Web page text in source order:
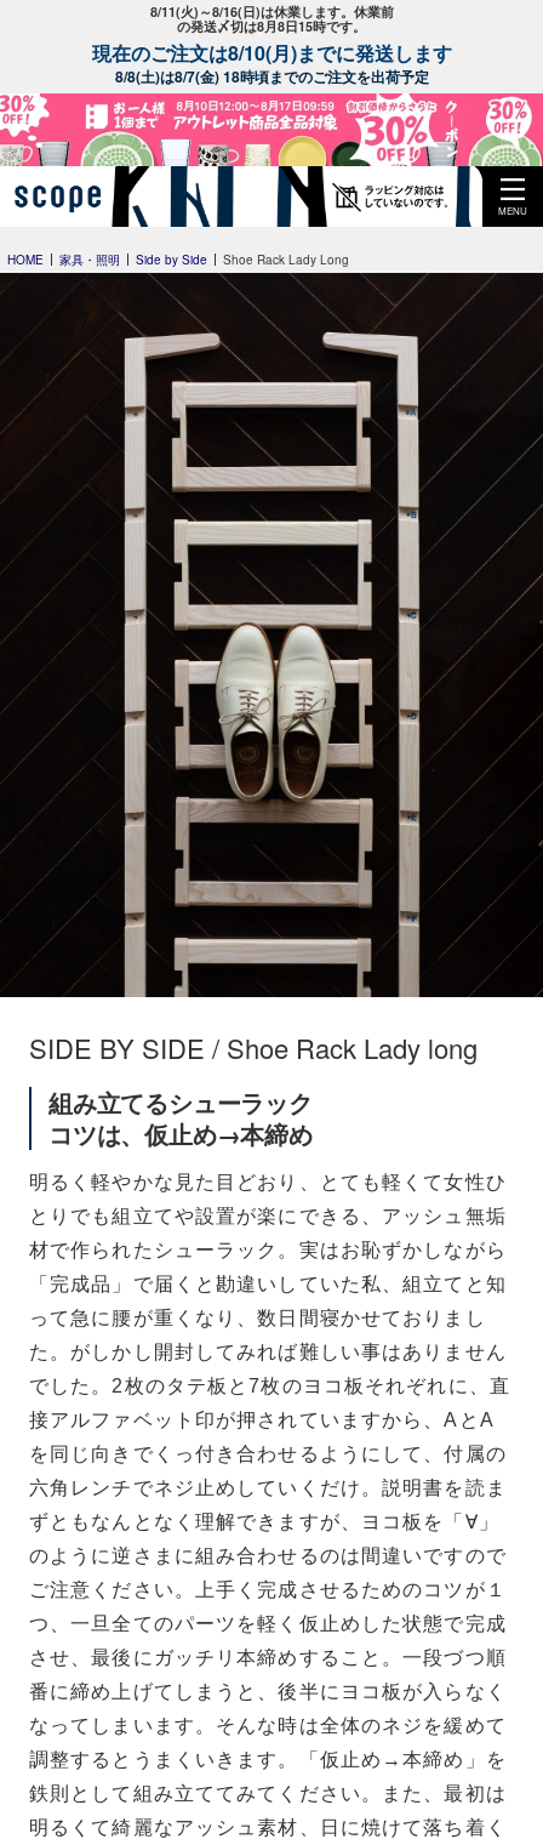
8/11(火)～8/16(日)は休業します。休業前
の発送〆切は8月8日15時です。
現在のご注文は8/10(月)までに発送します
8/8(土)は8/7(金) 18時頃までのご注文を出荷予定
MENU
HOME 家具・照明 Side by Side Shoe Rack Lady Long
SIDE BY SIDE / Shoe Rack Lady long
組み立てるシューラック
コツは、仮止め→本締め
明るく軽やかな見た目どおり、とても軽くて女性ひ
とりでも組立てや設置が楽にできる、アッシュ無垢
材で作られたシューラック。実はお恥ずかしながら
「完成品」で届くと勘違いしていた私、組立てと知
って急に腰が重くなり、数日間寝かせておりまし
た。がしかし開封してみれば難しい事はありません
でした。2枚のタテ板と7枚のヨコ板それぞれに、直
接アルファベット印が押されていますから、AとA
を同じ向きでくっ付き合わせるようにして、付属の
六角レンチでネジ止めしていくだけ。説明書を読ま
ずともなんとなく理解できますが、ヨコ板を「∀」
のように逆さまに組み合わせるのは間違いですので
ご注意ください。上手く完成させるためのコツが１
つ、一旦全てのパーツを軽く仮止めした状態で完成
させ、最後にガッチリ本締めすること。一段づつ順
番に締め上げてしまうと、後半にヨコ板が入らなく
なってしまいます。そんな時は全体のネジを緩めて
調整するとうまくいきます。「仮止め→本締め」を
鉄則として組み立ててみてください。また、最初は
明るくて綺麗なアッシュ素材、日に焼けて落ち着く